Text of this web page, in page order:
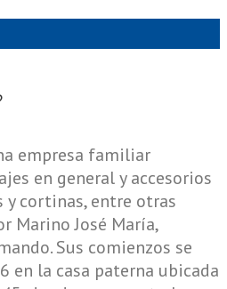
empresa familiar
en general y accesorios
y cortinas, entre otras
Marino José María,
Sus comienzos se
en la casa paterna ubicada